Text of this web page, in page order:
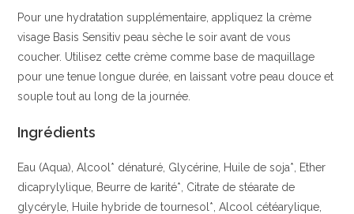
Pour une hydratation supplémentaire, appliquez la crème
visage Basis Sensitiv peau sèche le soir avant de vous
coucher. Utilisez cette crème comme base de maquillage
pour une tenue longue durée, en laissant votre peau douce et
souple tout au long de la journée.
Ingrédients
Eau (Aqua), Alcool* dénaturé, Glycérine, Huile de soja*, Ether
dicaprylylique, Beurre de karité*, Citrate de stéarate de
glycéryle, Huile hybride de tournesol*, Alcool cétéarylique,